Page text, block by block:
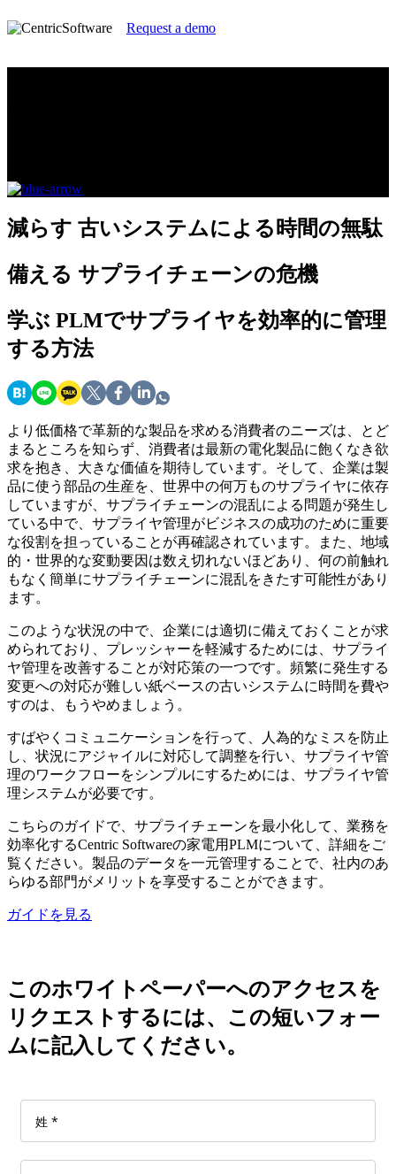
Request a demo
減らす 古いシステムによる時間の無駄
備える サプライチェーンの危機
学ぶ PLMでサプライヤを効率的に管理
する方法
より低価格で革新的な製品を求める消費者のニーズは、とど
まるところを知らず、消費者は最新の電化製品に飽くなき欲
求を抱き、大きな価値を期待しています。そして、企業は製
品に使う部品の生産を、世界中の何万ものサプライヤに依存
していますが、サプライチェーンの混乱による問題が発生し
ている中で、サプライヤ管理がビジネスの成功のために重要
な役割を担っていることが再確認されています。また、地域
的・世界的な変動要因は数え切れないほどあり、何の前触れ
もなく簡単にサプライチェーンに混乱をきたす可能性があり
ます。
このような状況の中で、企業には適切に備えておくことが求
められており、プレッシャーを軽減するためには、サプライ
ヤ管理を改善することが対応策の一つです。頻繁に発生する
変更への対応が難しい紙ベースの古いシステムに時間を費や
すのは、もうやめましょう。
すばやくコミュニケーションを行って、人為的なミスを防止
し、状況にアジャイルに対応して調整を行い、サプライヤ管
理のワークフローをシンプルにするためには、サプライヤ管
理システムが必要です。
こちらのガイドで、サプライチェーンを最小化して、業務を
効率化するCentric Softwareの家電用PLMについて、詳細をご
覧ください。製品のデータを一元管理することで、社内のあ
らゆる部門がメリットを享受することができます。
ガイドを見る
このホワイトペーパーへのアクセスを
リクエストするには、この短いフォー
ムに記入してください。